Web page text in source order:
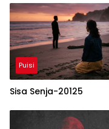
Puisi
Sisa Senja-20125